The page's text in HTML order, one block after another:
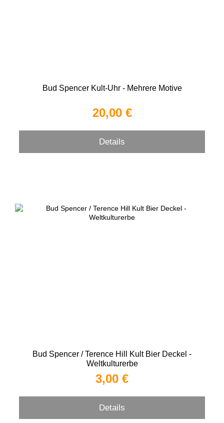
Bud Spencer Kult-Uhr - Mehrere Motive
20,00 €
Details
Bud Spencer / Terence Hill Kult Bier Deckel -
Weltkulturerbe
3,00 €
Details